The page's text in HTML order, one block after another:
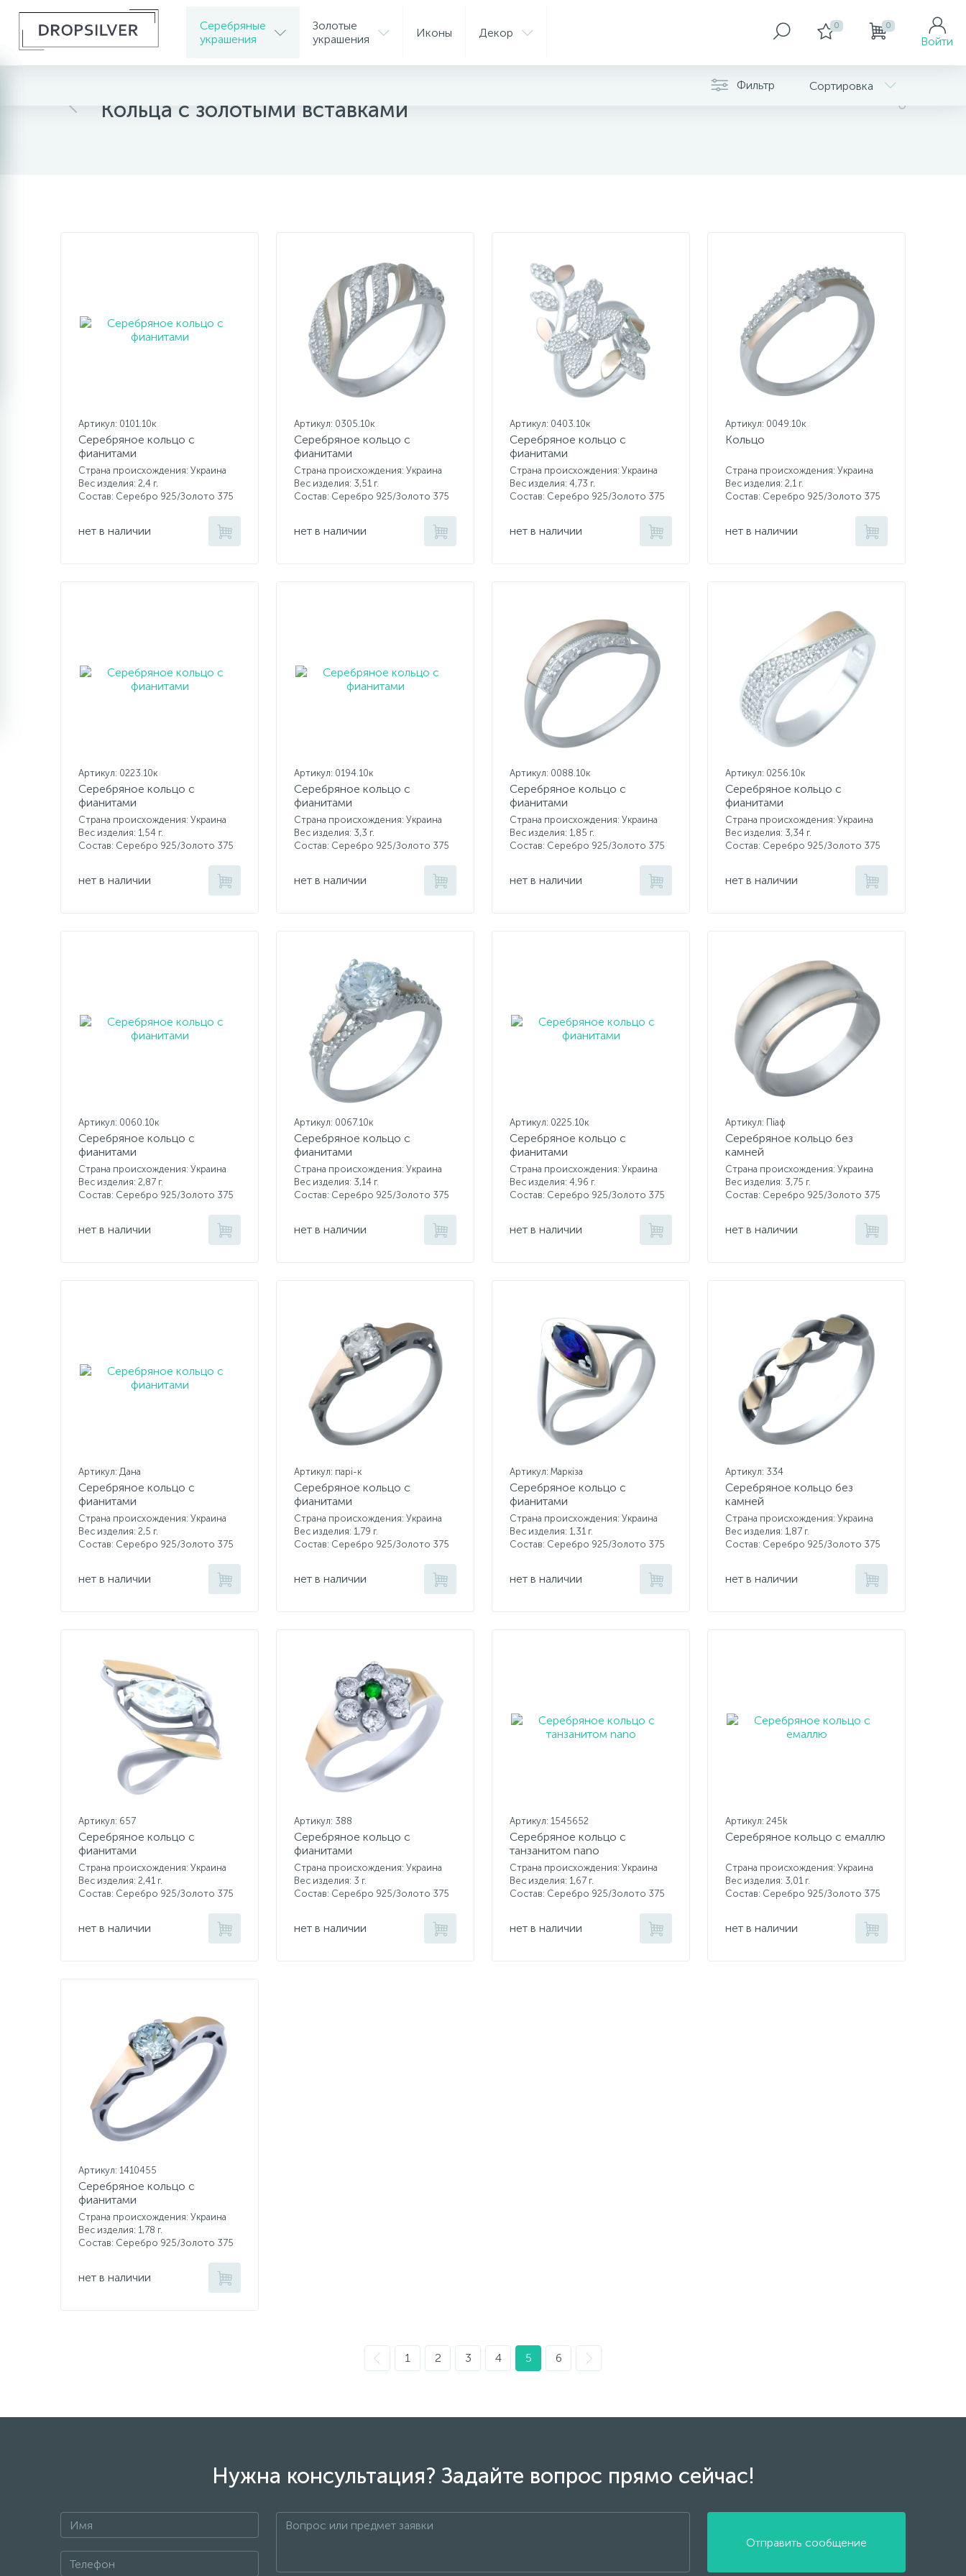
Серебряные
украшения
Золотые
украшения
Иконы Декор 0 0
Войти
Кольца с золотыми вставками
Фильтр Сортировка
Артикул: 0101.10к
Серебряное кольцо с
фианитами
Страна происхождения: Украина
Вес изделия: 2,4 г.
Состав: Серебро 925/Золото 375
нет в наличии
Артикул: 0305.10к
Серебряное кольцо с
фианитами
Страна происхождения: Украина
Вес изделия: 3,51 г.
Состав: Серебро 925/Золото 375
нет в наличии
Артикул: 0403.10к
Серебряное кольцо с
фианитами
Страна происхождения: Украина
Вес изделия: 4,73 г.
Состав: Серебро 925/Золото 375
нет в наличии
Артикул: 0049.10к
Кольцо
Страна происхождения: Украина
Вес изделия: 2,1 г.
Состав: Серебро 925/Золото 375
нет в наличии
Артикул: 0223.10к
Серебряное кольцо с
фианитами
Страна происхождения: Украина
Вес изделия: 1,54 г.
Состав: Серебро 925/Золото 375
нет в наличии
Артикул: 0194.10к
Серебряное кольцо с
фианитами
Страна происхождения: Украина
Вес изделия: 3,3 г.
Состав: Серебро 925/Золото 375
нет в наличии
Артикул: 0088.10к
Серебряное кольцо с
фианитами
Страна происхождения: Украина
Вес изделия: 1,85 г.
Состав: Серебро 925/Золото 375
нет в наличии
Артикул: 0256.10к
Серебряное кольцо с
фианитами
Страна происхождения: Украина
Вес изделия: 3,34 г.
Состав: Серебро 925/Золото 375
нет в наличии
Артикул: 0060.10к
Серебряное кольцо с
фианитами
Страна происхождения: Украина
Вес изделия: 2,87 г.
Состав: Серебро 925/Золото 375
нет в наличии
Артикул: 0067.10к
Серебряное кольцо с
фианитами
Страна происхождения: Украина
Вес изделия: 3,14 г.
Состав: Серебро 925/Золото 375
нет в наличии
Артикул: 0225.10к
Серебряное кольцо с
фианитами
Страна происхождения: Украина
Вес изделия: 4,96 г.
Состав: Серебро 925/Золото 375
нет в наличии
Артикул: Піаф
Серебряное кольцо без
камней
Страна происхождения: Украина
Вес изделия: 3,75 г.
Состав: Серебро 925/Золото 375
нет в наличии
Артикул: Дана
Серебряное кольцо с
фианитами
Страна происхождения: Украина
Вес изделия: 2,5 г.
Состав: Серебро 925/Золото 375
нет в наличии
Артикул: парі-к
Серебряное кольцо с
фианитами
Страна происхождения: Украина
Вес изделия: 1,79 г.
Состав: Серебро 925/Золото 375
нет в наличии
Артикул: Маркіза
Серебряное кольцо с
фианитами
Страна происхождения: Украина
Вес изделия: 1,31 г.
Состав: Серебро 925/Золото 375
нет в наличии
Артикул: 334
Серебряное кольцо без
камней
Страна происхождения: Украина
Вес изделия: 1,87 г.
Состав: Серебро 925/Золото 375
нет в наличии
Артикул: 657
Серебряное кольцо с
фианитами
Страна происхождения: Украина
Вес изделия: 2,41 г.
Состав: Серебро 925/Золото 375
нет в наличии
Артикул: 388
Серебряное кольцо с
фианитами
Страна происхождения: Украина
Вес изделия: 3 г.
Состав: Серебро 925/Золото 375
нет в наличии
Артикул: 1545652
Серебряное кольцо с
танзанитом nano
Страна происхождения: Украина
Вес изделия: 1,67 г.
Состав: Серебро 925/Золото 375
нет в наличии
Артикул: 245k
Серебряное кольцо с емаллю
Страна происхождения: Украина
Вес изделия: 3,01 г.
Состав: Серебро 925/Золото 375
нет в наличии
Артикул: 1410455
Серебряное кольцо с
фианитами
Страна происхождения: Украина
Вес изделия: 1,78 г.
Состав: Серебро 925/Золото 375
нет в наличии
1 2 3 4 5 6
Нужна консультация? Задайте вопрос прямо сейчас!
Отправить сообщение